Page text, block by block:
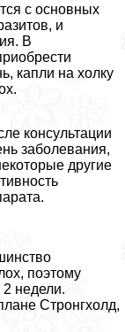
с основных
и
В
капли на холку
консультации
заболевания,
другие
поэтому
2 недели.
Стронгхолд,